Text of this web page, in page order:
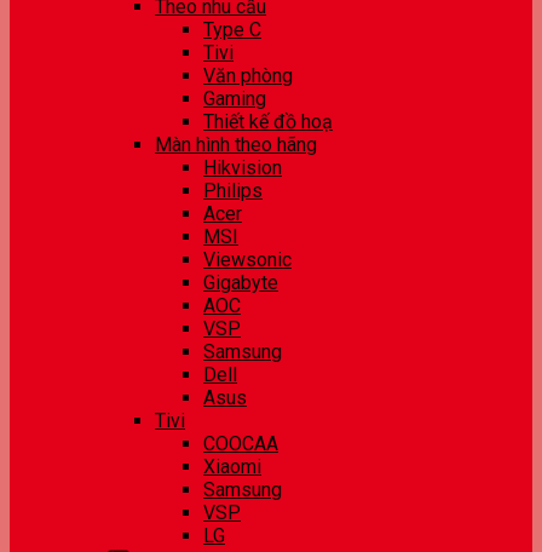
Theo nhu cầu
Type C
Tivi
Văn phòng
Gaming
Thiết kế đồ hoạ
Màn hình theo hãng
Hikvision
Philips
Acer
MSI
Viewsonic
Gigabyte
AOC
VSP
Samsung
Dell
Asus
Tivi
COOCAA
Xiaomi
Samsung
VSP
LG